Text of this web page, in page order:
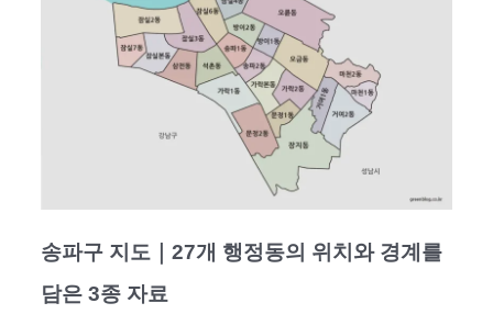
송파구 지도｜27개 행정동의 위치와 경계를
담은 3종 자료